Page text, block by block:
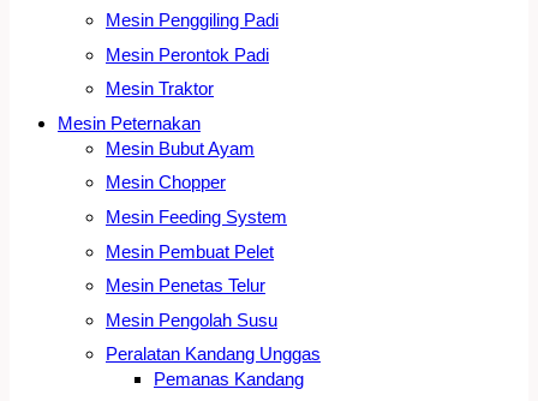
Mesin Penggiling Padi
Mesin Perontok Padi
Mesin Traktor
Mesin Peternakan
Mesin Bubut Ayam
Mesin Chopper
Mesin Feeding System
Mesin Pembuat Pelet
Mesin Penetas Telur
Mesin Pengolah Susu
Peralatan Kandang Unggas
Pemanas Kandang